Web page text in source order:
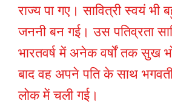
राज्य पा गए। सावित्री स्वयं भी
जननी बन गई। उस पतिव्रता
भारतवर्ष में अनेक वर्षों तक सुख
बाद वह अपने पति के साथ
लोक में चली गई।